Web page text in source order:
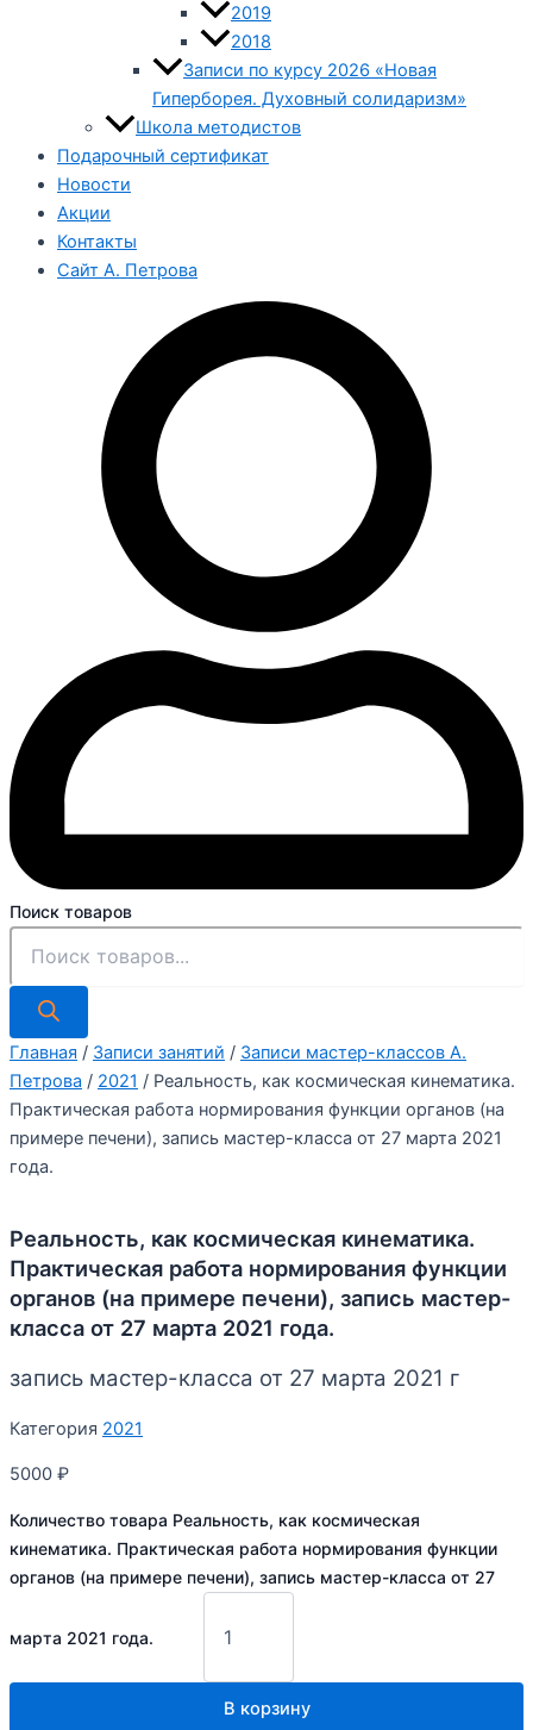
2019
2018
Записи по курсу 2026 «Новая
Гиперборея. Духовный солидаризм»
Школа методистов
Подарочный сертификат
Новости
Акции
Контакты
Сайт А. Петрова
Поиск товаров
Главная / Записи занятий / Записи мастер-классов А.
Петрова / 2021 / Реальность, как космическая кинематика.
Практическая работа нормирования функции органов (на
примере печени), запись мастер-класса от 27 марта 2021
года.
Реальность, как космическая кинематика.
Практическая работа нормирования функции
органов (на примере печени), запись мастер-
класса от 27 марта 2021 года.
запись мастер-класса от 27 марта 2021 г
Категория 2021
5000 ₽
Количество товара Реальность, как космическая
кинематика. Практическая работа нормирования функции
органов (на примере печени), запись мастер-класса от 27
марта 2021 года.
В корзину